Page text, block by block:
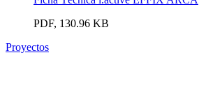
PDF, 130.96 KB
Proyectos